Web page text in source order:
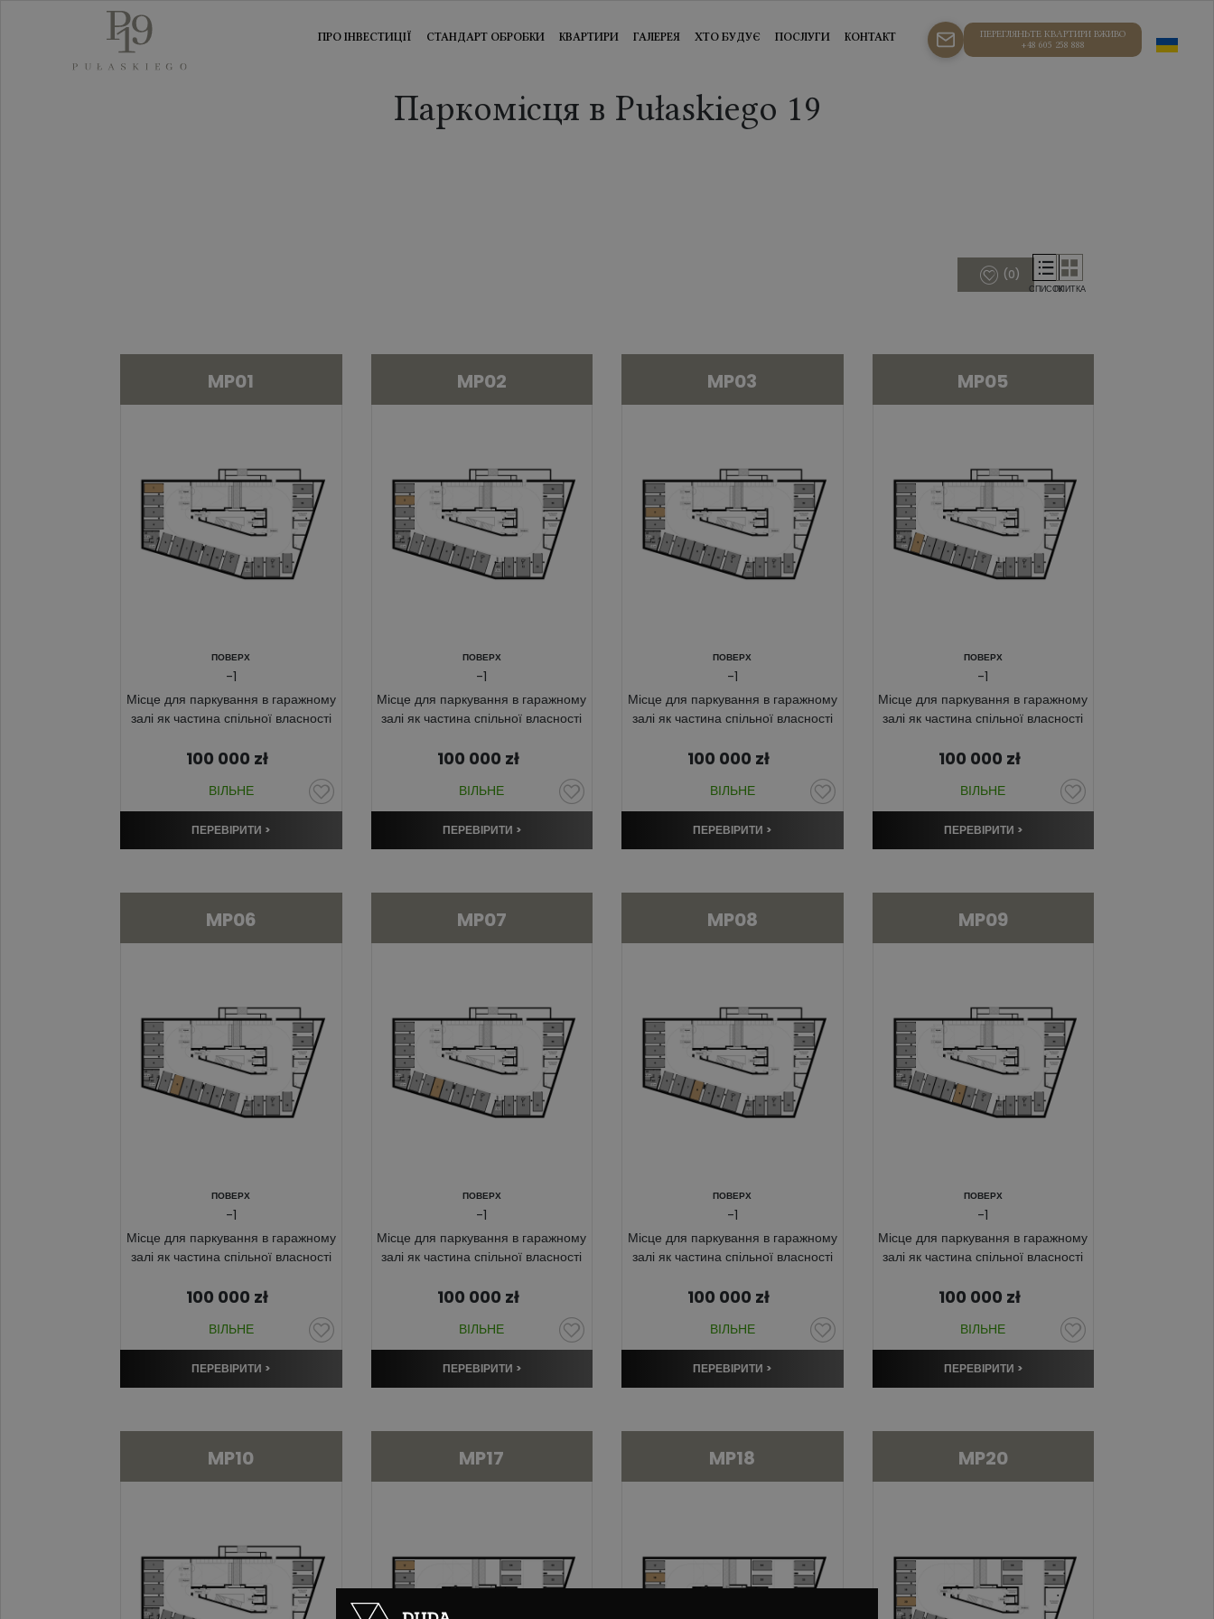
ПЕРЕГЛЯНЬТЕ КВАРТИРИ ВЖИВО
+48 605 258 888
ПРО ІНВЕСТИЦІЇ СТАНДАРТ ОБРОБКИ КВАРТИРИ ГАЛЕРЕЯ ХТО БУДУЄ ПОСЛУГИ КОНТАКТ
Паркомісця в Pułaskiego 19
(0)
СПИСОКПЛИТКА
MP01
ПОВЕРХ
-1
Місце для паркування в гаражному
залі як частина спільної власності
100 000 zł
ВІЛЬНЕ
ПЕРЕВІРИТИ >
MP02
ПОВЕРХ
-1
Місце для паркування в гаражному
залі як частина спільної власності
100 000 zł
ВІЛЬНЕ
ПЕРЕВІРИТИ >
MP03
ПОВЕРХ
-1
Місце для паркування в гаражному
залі як частина спільної власності
100 000 zł
ВІЛЬНЕ
ПЕРЕВІРИТИ >
MP05
ПОВЕРХ
-1
Місце для паркування в гаражному
залі як частина спільної власності
100 000 zł
ВІЛЬНЕ
ПЕРЕВІРИТИ >
MP06
ПОВЕРХ
-1
Місце для паркування в гаражному
залі як частина спільної власності
100 000 zł
ВІЛЬНЕ
ПЕРЕВІРИТИ >
MP07
ПОВЕРХ
-1
Місце для паркування в гаражному
залі як частина спільної власності
100 000 zł
ВІЛЬНЕ
ПЕРЕВІРИТИ >
MP08
ПОВЕРХ
-1
Місце для паркування в гаражному
залі як частина спільної власності
100 000 zł
ВІЛЬНЕ
ПЕРЕВІРИТИ >
MP09
ПОВЕРХ
-1
Місце для паркування в гаражному
залі як частина спільної власності
100 000 zł
ВІЛЬНЕ
ПЕРЕВІРИТИ >
MP10 MP17 MP18 MP20